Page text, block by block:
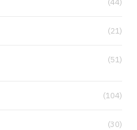
(21)
(51)
(104)
(30)